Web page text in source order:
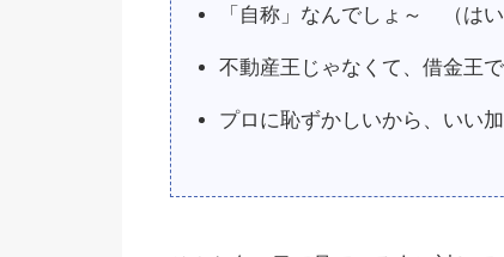
「自称」なんでしょ～ （はい
不動産王じゃなくて、借金王
プロに恥ずかしいから、いい